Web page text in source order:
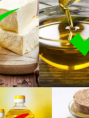
DE
Nutricional Principal